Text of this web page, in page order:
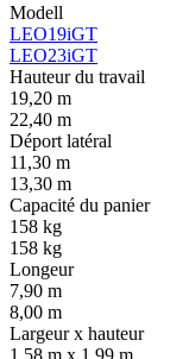
Modell
LEO19iGT
LEO23iGT
Hauteur du travail
19,20 m
22,40 m
Déport latéral
11,30 m
13,30 m
Capacité du panier
158 kg
158 kg
Longeur
7,90 m
8,00 m
Largeur x hauteur
1,58 m x 1,99 m